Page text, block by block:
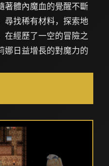
著體內魔血的覺醒不斷
尋找稀有材料，探索地
在經歷了一空的冒險之
娜日益增長的對魔力的